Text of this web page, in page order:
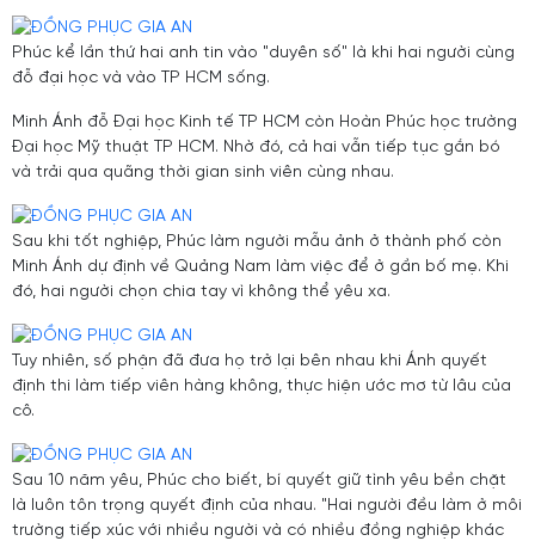
Phúc kể lần thứ hai anh tin vào "duyên số" là khi hai người cùng
đỗ đại học và vào TP HCM sống.
Minh Ánh đỗ Đại học Kinh tế TP HCM còn Hoàn Phúc học trường
Đại học Mỹ thuật TP HCM. Nhờ đó, cả hai vẫn tiếp tục gắn bó
và trải qua quãng thời gian sinh viên cùng nhau.
Sau khi tốt nghiệp, Phúc làm người mẫu ảnh ở thành phố còn
Minh Ánh dự định về Quảng Nam làm việc để ở gần bố mẹ. Khi
đó, hai người chọn chia tay vì không thể yêu xa.
Tuy nhiên, số phận đã đưa họ trở lại bên nhau khi Ánh quyết
định thi làm tiếp viên hàng không, thực hiện ước mơ từ lâu của
cô.
Sau 10 năm yêu, Phúc cho biết, bí quyết giữ tình yêu bền chặt
là luôn tôn trọng quyết định của nhau. "Hai người đều làm ở môi
trường tiếp xúc với nhiều người và có nhiều đồng nghiệp khác